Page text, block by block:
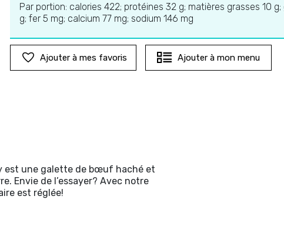
Par portion: calories 422; protéines 32 g; matières grasses 10
g; fer 5 mg; calcium 77 mg; sodium 146 mg
Ajouter à mes favoris Ajouter à mon menu
est une galette de bœuf haché et
Envie de l’essayer? Avec notre
est réglée!